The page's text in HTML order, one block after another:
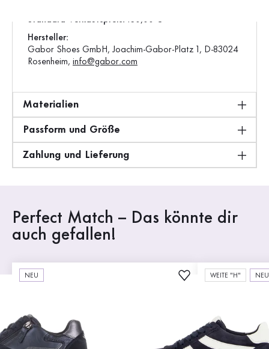
Standard-Verkaufspreis: 130,00 €
Hersteller:
Gabor Shoes GmbH, Joachim-Gabor-Platz 1, D-83024
Rosenheim, info@gabor.com
Materialien
Passform und Größe
Zahlung und Lieferung
Perfect Match – Das könnte dir
auch gefallen!
NEU WEITE "H" NEU